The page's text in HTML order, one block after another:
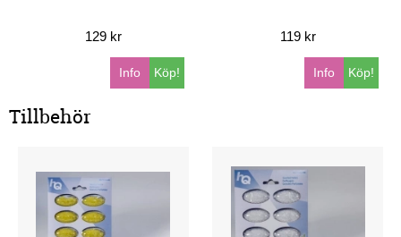
129 kr
Köp!
Info
119 kr
Köp!
Info
Tillbehör